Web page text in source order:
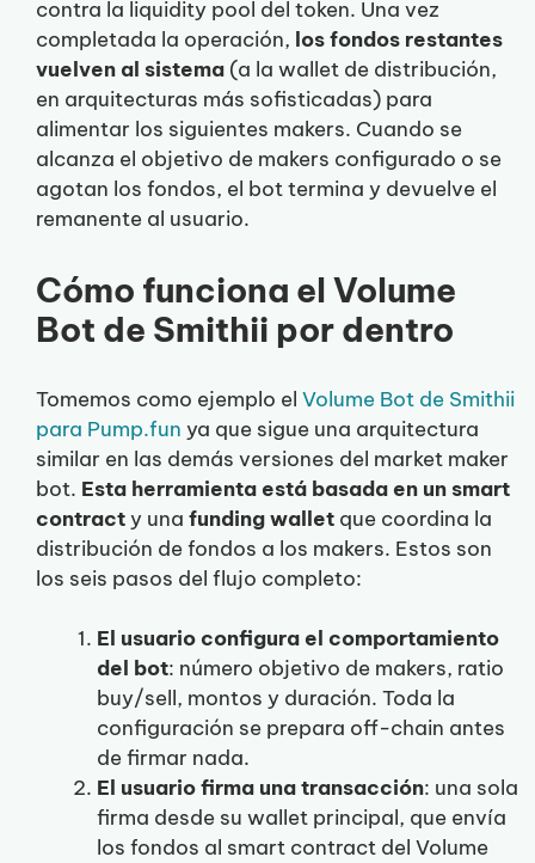
contra la liquidity pool del token. Una vez
completada la operación, los fondos restantes
vuelven al sistema (a la wallet de distribución,
en arquitecturas más sofisticadas) para
alimentar los siguientes makers. Cuando se
alcanza el objetivo de makers configurado o se
agotan los fondos, el bot termina y devuelve el
remanente al usuario.
Cómo funciona el Volume
Bot de Smithii por dentro
Tomemos como ejemplo el Volume Bot de Smithii
para Pump.fun ya que sigue una arquitectura
similar en las demás versiones del market maker
bot. Esta herramienta está basada en un smart
contract y una funding wallet que coordina la
distribución de fondos a los makers. Estos son
los seis pasos del flujo completo:
El usuario configura el comportamiento
del bot: número objetivo de makers, ratio
buy/sell, montos y duración. Toda la
configuración se prepara off-chain antes
de firmar nada.
El usuario firma una transacción: una sola
firma desde su wallet principal, que envía
los fondos al smart contract del Volume